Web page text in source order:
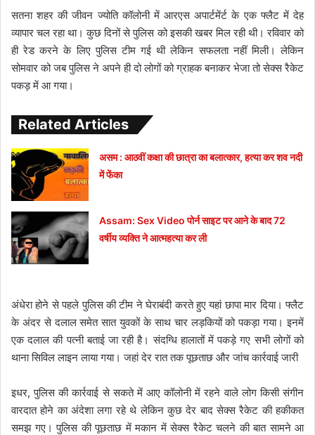
सतना शहर की जीवन ज्योति कॉलोनी में आरएस अपार्टमेंर्ट के एक फ्लैट में देह
व्यापार चल रहा था। कुछ दिनों से पुलिस को इसकी खबर मिल रही थी। रविवार को
ही रेड करने के लिए पुलिस टीम गई थी लेकिन सफलता नहीं मिली। लेकिन
सोमवार को जब पुलिस ने अपने ही दो लोगों को ग्राहक बनाकर भेजा तो सेक्स रैकेट
पकड़ में आ गया।
Related Articles
असम : आठवीं कक्षा की छात्रा का बलात्कार, हत्या कर शव नदी
में फेंका
Assam: Sex Video पोर्न साइट पर आने के बाद 72
वर्षीय व्यक्ति ने आत्महत्या कर ली
अंधेरा होने से पहले पुलिस की टीम ने घेराबंदी करते हुए यहां छापा मार दिया। फ्लैट
के अंदर से दलाल समेत सात युवकों के साथ चार लड़कियों को पकड़ा गया। इनमें
एक दलाल की पत्नी बताई जा रही है। संदग्धि हालातों में पकड़े गए सभी लोगों को
थाना सिविल लाइन लाया गया। जहां देर रात तक पूछताछ और जांच कार्रवाई जारी
इधर, पुलिस की कार्रवाई से सकते में आए कॉलोनी में रहने वाले लोग किसी संगीन
वारदात होने का अंदेशा लगा रहे थे लेकिन कुछ देर बाद सेक्स रैकेट की हकीकत
समझ गए। पुलिस की पूछताछ में मकान में सेक्स रैकेट चलने की बात सामने आ